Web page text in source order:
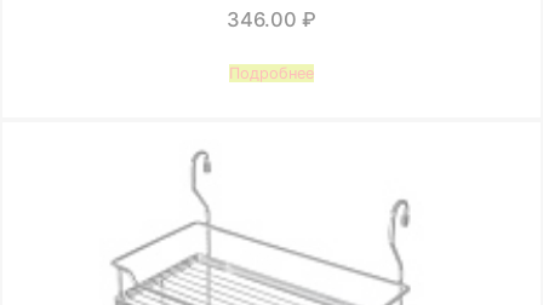
346.00 ₽
Подробнее